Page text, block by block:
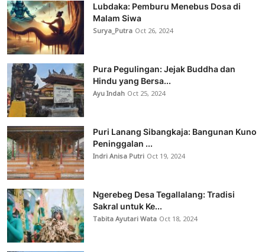
Lubdaka: Pemburu Menebus Dosa di
Malam Siwa
Surya_Putra Oct 26, 2024
Pura Pegulingan: Jejak Buddha dan
Hindu yang Bersa...
Ayu Indah Oct 25, 2024
Puri Lanang Sibangkaja: Bangunan Kuno
Peninggalan ...
Indri Anisa Putri Oct 19, 2024
Ngerebeg Desa Tegallalang: Tradisi
Sakral untuk Ke...
Tabita Ayutari Wata Oct 18, 2024